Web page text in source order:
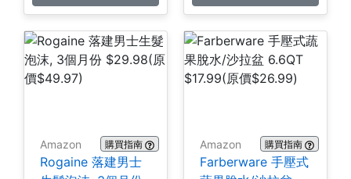
Amazon 購買指南
Rogaine 落建男士
Amazon 購買指南
Farberware 手壓式